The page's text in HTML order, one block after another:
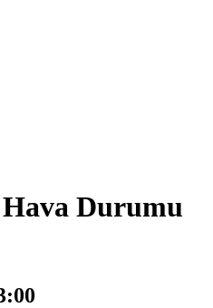
Durumu